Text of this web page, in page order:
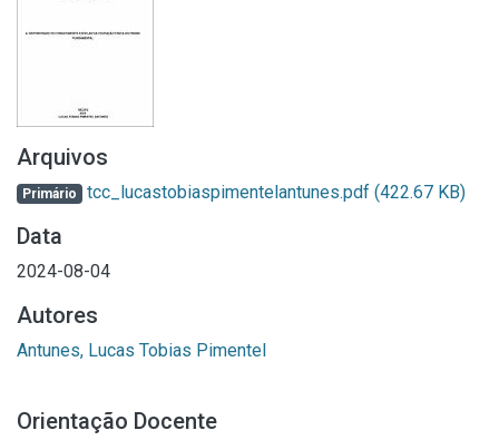
Arquivos
Primário tcc_lucastobiaspimentelantunes.pdf (422.67 KB)
Data
2024-08-04
Autores
Antunes, Lucas Tobias Pimentel
Orientação Docente